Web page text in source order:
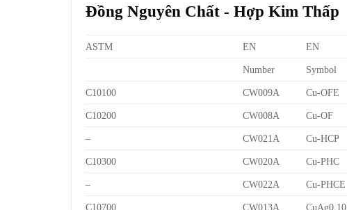
Đồng Nguyên Chất - Hợp Kim Thấp
ASTM EN EN
Number Symbol
C10100 CW009A Cu-OFE
C10200 CW008A Cu-OF
– CW021A Cu-HCP
C10300 CW020A Cu-PHC
– CW022A Cu-PHCE
C10700 CW013A CuAg0.10